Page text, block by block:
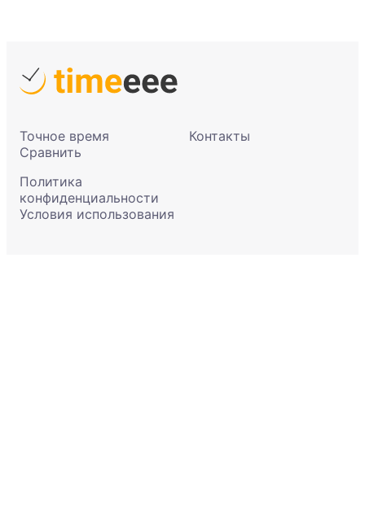
Точное время
Сравнить
Контакты
Политика
конфиденциальности
Условия использования